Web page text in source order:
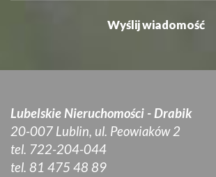
Lubelskie Nieruchomości - Drabik
20-007 Lublin, ul. Peowiaków 2
tel. 722-204-044
tel. 81 475 48 89